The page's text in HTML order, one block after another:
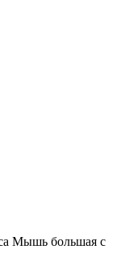
Мышь большая с